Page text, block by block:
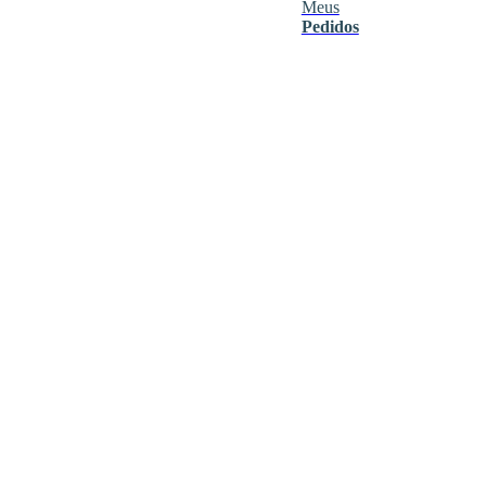
Meus
Pedidos